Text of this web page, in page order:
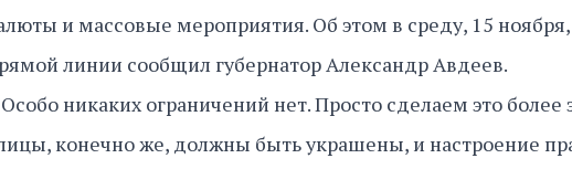
и массовые мероприятия. Об этом в среду, 15
линии сообщил губернатор Александр Авдеев.
никаких ограничений нет. Просто сделаем это
конечно же, должны быть украшены, и настроение